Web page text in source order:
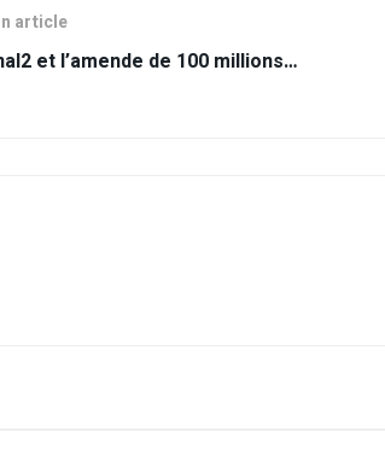
article
et l’amende de 100 millions…